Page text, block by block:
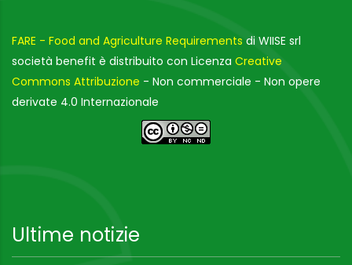
FARE - Food and Agriculture Requirements di WIISE srl
società benefit è distribuito con Licenza Creative
Commons Attribuzione - Non commerciale - Non opere
derivate 4.0 Internazionale
Ultime notizie